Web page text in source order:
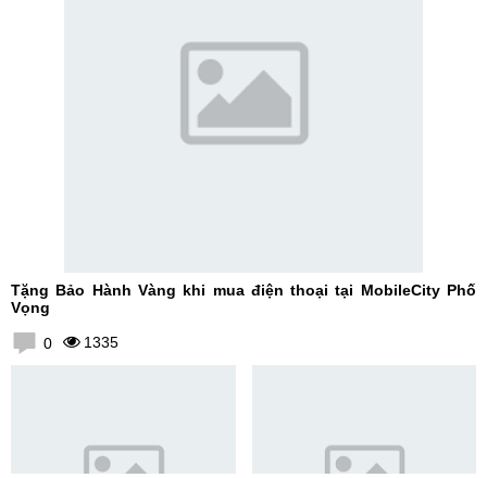
Tặng Bảo Hành Vàng khi mua điện thoại tại MobileCity Phố
Vọng
0 1335